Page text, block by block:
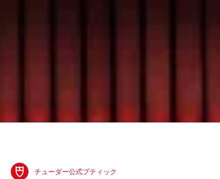
チューダー公式ブティック